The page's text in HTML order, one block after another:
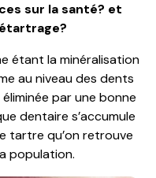
sur la santé? et
étant la minéralisation
au niveau des dents
par une bonne
dentaire s’accumule
tartre qu’on retrouve
population.